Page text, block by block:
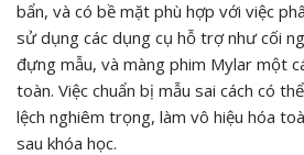
bẩn, và có bề mặt phù hợp với việc
sử dụng các dụng cụ hỗ trợ như cối
đựng mẫu, và màng phim Mylar một
toàn. Việc chuẩn bị mẫu sai cách có
lệch nghiêm trọng, làm vô hiệu hóa
sau khóa học.